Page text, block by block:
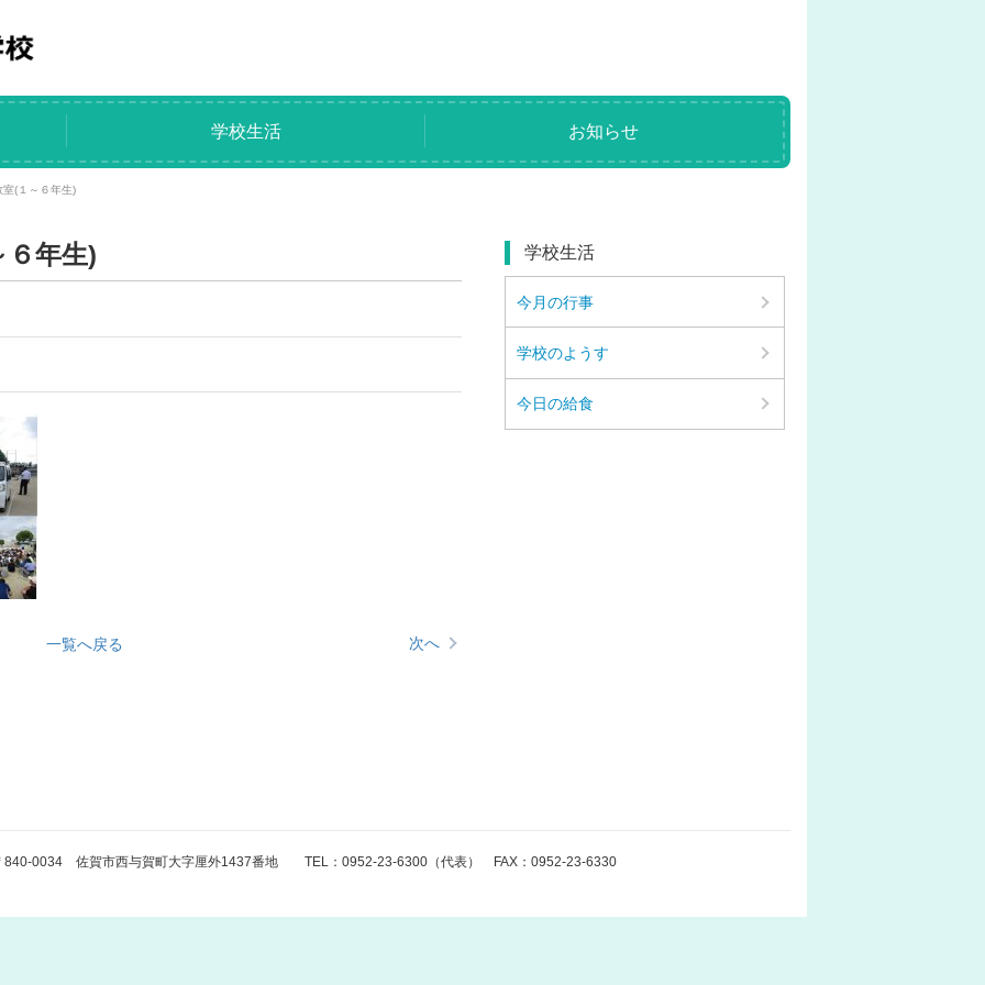
学校生活 お知らせ
(１～６年生)
６年生)
一覧へ戻る 次へ
学校生活
今月の行事
学校のようす
今日の給食
840-0034 佐賀市西与賀町大字厘外1437番地 TEL：0952-23-6300（代表） FAX：0952-23-6330